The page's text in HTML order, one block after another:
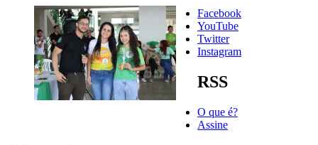
Facebook
YouTube
Twitter
Instagram
RSS
O que é?
Assine